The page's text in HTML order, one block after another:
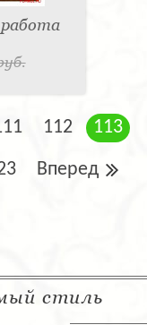
112 113
Вперед
стиль